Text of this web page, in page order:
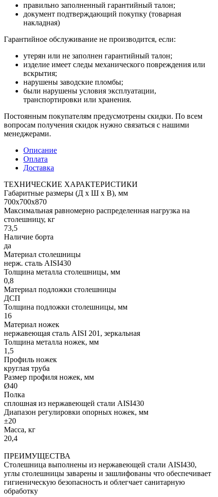
правильно заполненный гарантийный талон;
документ подтверждающий покупку (товарная
накладная)
Гарантийное обслуживание не производится, если:
утерян или не заполнен гарантийный талон;
изделие имеет следы механического повреждения или
вскрытия;
нарушены заводские пломбы;
были нарушены условия эксплуатации,
транспортировки или хранения.
Постоянным покупателям предусмотрены скидки. По всем
вопросам получения скидок нужно связаться с нашими
менеджерами.
Описание
Оплата
Доставка
ТЕХНИЧЕСКИЕ ХАРАКТЕРИСТИКИ
Габаритные размеры (Д х Ш х В), мм
700х700х870
Максимальная равномерно распределенная нагрузка на
столешницу, кг
73,5
Наличие борта
да
Материал столешницы
нерж. сталь AISI430
Толщина металла столешницы, мм
0,8
Материал подложки столешницы
ДСП
Толщина подложки столешницы, мм
16
Материал ножек
нержавеющая сталь AISI 201, зеркальная
Толщина металла ножек, мм
1,5
Профиль ножек
круглая труба
Размер профиля ножек, мм
Ø40
Полка
сплошная из нержавеющей стали AISI430
Диапазон регулировки опорных ножек, мм
±20
Масса, кг
20,4
ПРЕИМУЩЕСТВА
Столешница выполнены из нержавеющей стали AISI430,
углы столешницы заварены и зашлифованы что обеспечивает
гигиеническую безопасность и облегчает санитарную
обработку